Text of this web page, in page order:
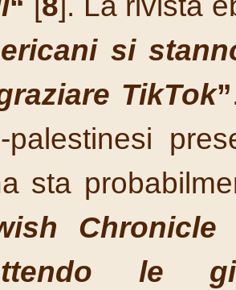
si
TikTok”
palestinesi
sta
le